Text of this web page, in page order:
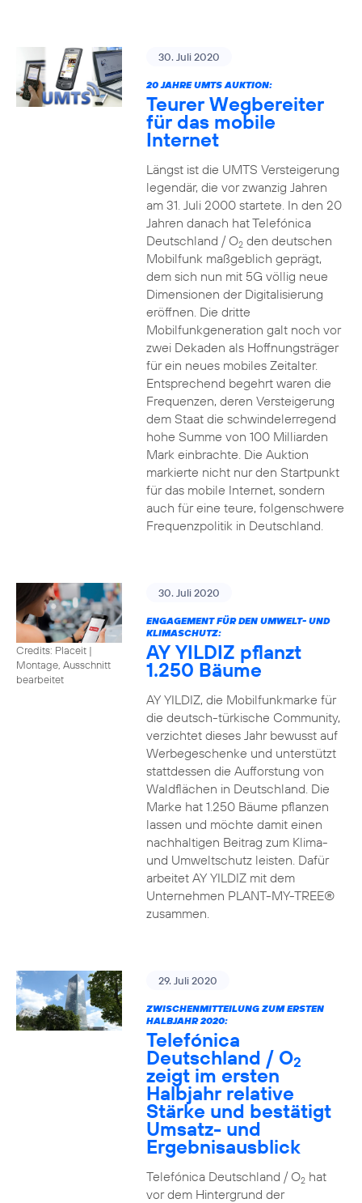
30. Juli 2020
20 JAHRE UMTS AUKTION:
Teurer Wegbereiter
für das mobile
Internet
Längst ist die UMTS Versteigerung
legendär, die vor zwanzig Jahren
am 31. Juli 2000 startete. In den 20
Jahren danach hat Telefónica
Deutschland / O2den deutschen
Mobilfunk maßgeblich geprägt,
dem sich nun mit 5G völlig neue
Dimensionen der Digitalisierung
eröffnen. Die dritte
Mobilfunkgeneration galt noch vor
zwei Dekaden als Hoffnungsträger
für ein neues mobiles Zeitalter.
Entsprechend begehrt waren die
Frequenzen, deren Versteigerung
dem Staat die schwindelerregend
hohe Summe von 100 Milliarden
Mark einbrachte. Die Auktion
markierte nicht nur den Startpunkt
für das mobile Internet, sondern
auch für eine teure, folgenschwere
Frequenzpolitik in Deutschland.
Credits: Placeit |
Montage, Ausschnitt
bearbeitet
30. Juli 2020
ENGAGEMENT FÜR DEN UMWELT- UND
KLIMASCHUTZ:
AY YILDIZ pflanzt
1.250 Bäume
AY YILDIZ, die Mobilfunkmarke für
die deutsch-türkische Community,
verzichtet dieses Jahr bewusst auf
Werbegeschenke und unterstützt
stattdessen die Aufforstung von
Waldflächen in Deutschland. Die
Marke hat 1.250 Bäume pflanzen
lassen und möchte damit einen
nachhaltigen Beitrag zum Klima-
und Umweltschutz leisten. Dafür
arbeitet AY YILDIZ mit dem
Unternehmen PLANT-MY-TREE®
zusammen.
29. Juli 2020
ZWISCHENMITTEILUNG ZUM ERSTEN
HALBJAHR 2020:
Telefónica
Deutschland / O2
zeigt im ersten
Halbjahr relative
Stärke und bestätigt
Umsatz- und
Ergebnisausblick
Telefónica Deutschland / O2hat
vor dem Hintergrund der